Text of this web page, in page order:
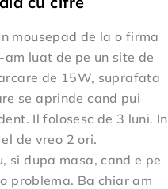
mousepad de la o firma
luat de pe un site de
de 15W, suprafata
se aprinde cand pui
Il folosesc de 3 luni. In
de vreo 2 ori.
si dupa masa, cand e pe
problema. Ba chiar am